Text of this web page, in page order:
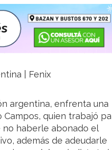
| Fenix
argentina, enfrenta una
quien trabajó
no haberle abonado el
además de adeudarle